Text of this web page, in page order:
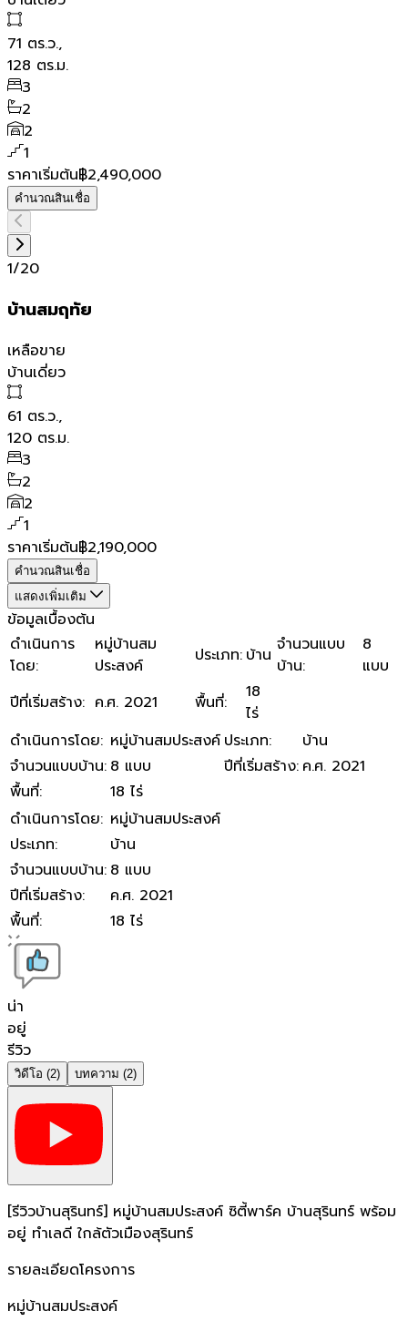
71 ตร.ว.,
128 ตร.ม.
3
2
2
1
ราคาเริ่มต้น฿2,490,000
คำนวณสินเชื่อ
1/20
บ้านสมฤทัย
เหลือขาย
บ้านเดี่ยว
61 ตร.ว.,
120 ตร.ม.
3
2
2
1
ราคาเริ่มต้น฿2,190,000
คำนวณสินเชื่อ
แสดงเพิ่มเติม
ข้อมูลเบื้องต้น
ดำเนินการ
โดย:
หมู่บ้านสม
ประสงค์
ประเภท: บ้าน จำนวนแบบ
บ้าน:
8
แบบ
ปีที่เริ่มสร้าง: ค.ศ. 2021 พื้นที่:
18
ไร่
ดำเนินการโดย: หมู่บ้านสมประสงค์ ประเภท:
บ้าน
จำนวนแบบบ้าน: 8 แบบ ปีที่เริ่มสร้าง: ค.ศ. 2021
พื้นที่:
18 ไร่
ดำเนินการโดย: หมู่บ้านสมประสงค์
ประเภท:
บ้าน
จำนวนแบบบ้าน: 8 แบบ
ปีที่เริ่มสร้าง:
ค.ศ. 2021
พื้นที่: 18 ไร่
น่า
อยู่
รีวิว
วิดีโอ (2) บทความ (2)
[รีวิวบ้านสุรินทร์] หมู่บ้านสมประสงค์ ซิตี้พาร์ค บ้านสุรินทร์ พร้อม
อยู่ ทำเลดี ใกล้ตัวเมืองสุรินทร์
รายละเอียดโครงการ
หมู่บ้านสมประสงค์